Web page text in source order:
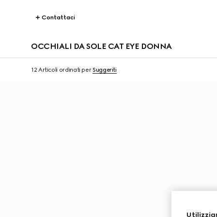
Contattaci
OCCHIALI DA SOLE CAT EYE DONNA
12 Articoli ordinati perSuggeriti